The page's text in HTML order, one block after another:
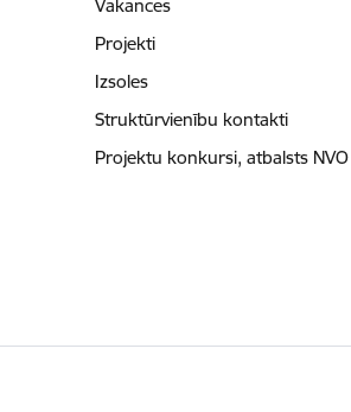
Vakances
Projekti
Izsoles
Struktūrvienību kontakti
Projektu konkursi, atbalsts NVO